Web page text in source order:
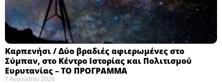
Καρπενήσι / Δύο βραδιές αφιερωμένες στο
Σύμπαν, στο Κέντρο Ιστορίας και Πολιτισμού
Ευρυτανίας – ΤΟ ΠΡΟΓΡΑΜΜΑ
7 Αυγούστου 2026